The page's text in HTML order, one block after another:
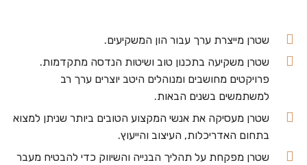
שטרן מייצרת ערך עבור הון המשקיעים.
שטרן משקיעה בתכנון טוב ושיטות הנדסה מתקדמות.
פרויקטים מחושבים ומנוהלים היטב יוצרים ערך רב
למשתמשים בשנים הבאות.
שטרן מעסיקה את אנשי המקצוע הטובים ביותר שניתן למצוא
בתחום האדריכלות, העיצוב והייעוץ.
שטרן מפקחת על תהליך הבנייה והשיווק כדי להבטיח מעבר